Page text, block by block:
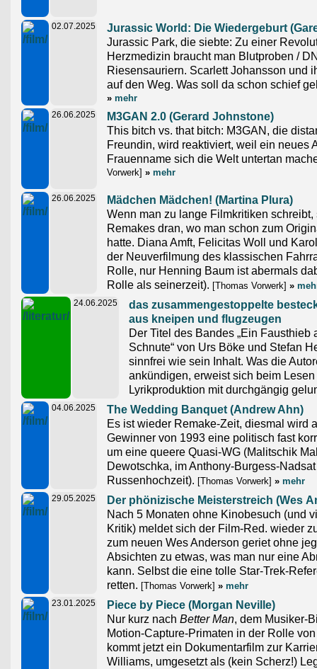
02.07.2025
Jurassic World: Die Wiedergeburt
Jurassic Park, die siebte: Zu einer
Herzmedizin braucht man Blutproben /
Riesensauriern. Scarlett Johansson und
auf den Weg. Was soll da schon schief
» mehr
26.06.2025
M3GAN 2.0 (Gerard Johnstone)
This bitch vs. that bitch: M3GAN, die
Freundin, wird reaktiviert, weil ein neues
Frauenname sich die Welt untertan
Vorwerk] » mehr
26.06.2025
Mädchen Mädchen! (Martina Plura)
Wenn man zu lange Filmkritiken
Remakes dran, wo man schon zum
hatte. Diana Amft, Felicitas Woll und
der Neuverfilmung des klassischen
Rolle, nur Henning Baum ist abermals
Rolle als seinerzeit). [Thomas Vorwerk] »
24.06.2025
das zusammengestoppelte
aus kneipen und flugzeugen
Der Titel des Bandes „Ein Fausthieb
Schnute“ von Urs Böke und Stefan
sinnfrei wie sein Inhalt. Was die
ankündigen, erweist sich beim
Lyrikproduktion mit durchgängig
04.06.2025
The Wedding Banquet (Andrew Ahn)
Es ist wieder Remake-Zeit, diesmal wird
Gewinner von 1993 eine politisch fast
um eine queere Quasi-WG (Malitschik
Dewotschka, im Anthony-Burgess-
Russenhochzeit). [Thomas Vorwerk] » mehr
29.05.2025
Der phönizische Meisterstreich (Wes
Nach 5 Monaten ohne Kinobesuch (und
Kritik) meldet sich der Film-Red. wieder
zum neuen Wes Anderson geriet ohne
Absichten zu etwas, was man nur eine
kann. Selbst die eine tolle Star-Trek-
retten. [Thomas Vorwerk] » mehr
23.01.2025
Piece by Piece (Morgan Neville)
Nur kurz nach Better Man, dem Musiker-
Motion-Capture-Primaten in der Rolle
kommt jetzt ein Dokumentarfilm zur
Williams, umgesetzt als (kein Scherz!)